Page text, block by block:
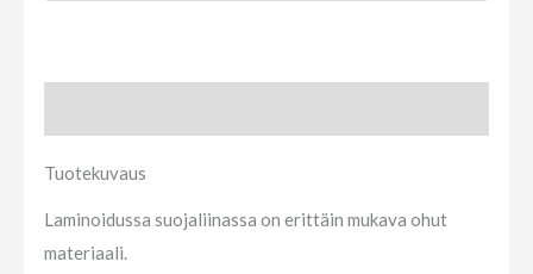
Tuotekuvaus
Laminoidussa suojaliinassa on erittäin mukava ohut
materiaali.